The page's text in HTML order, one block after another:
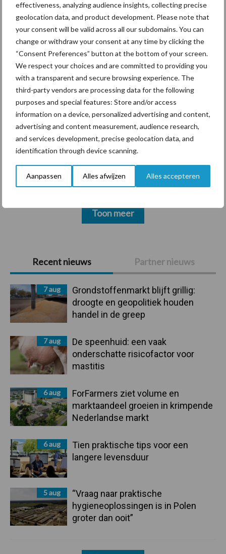
effectiveness, analyzing audience insights, collecting precise
geolocation data, and product development. Please note that
your consent will be valid across all our subdomains. You can
change or withdraw your consent at any time by clicking the
“Consent Preferences” button at the bottom of your screen.
We respect your choices and are committed to providing you
with a transparent and secure browsing experience. The
third-party vendors are processing data for the following
purposes and special features: Store and/or access
information on a device, personalized advertising and content,
advertising and content measurement, audience research,
and services development, precise geolocation data, and
identification through device scanning.
Aanpassen Alles afwijzen Alles accepteren
Primaire
Sidebar
Recent nieuws Partner nieuws
7 aug
Grondstoffenmarkt blijft grillig:
droogte en geopolitiek houden
handel in de greep
7 aug
De speenhuid: een vaak
onderschatte risicofactor voor
mastitis
6 aug
ForFarmers ziet volume en
marktaandeel groeien in krimpende
Nederlandse markt
6 aug
Tien praktische tips voor een
langere levensduur
5 aug
“Vraag naar praktische
hygieneoplossingen is in Polen
groter dan ooit”
ForFarmers ziet volume en
marktaandeel groeien in
krimpende Nederlandse
markt
Diergezondheid Bemesting Fokkerij
Mastitis Hittestress
Toon meer